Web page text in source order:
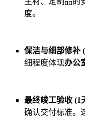
度。
保洁与细部修补
细程度体现办公
最终竣工验收 (1
确认交付标准。